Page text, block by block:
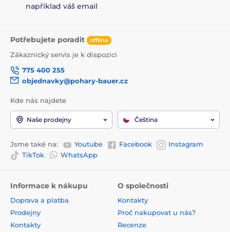
například váš email
Potřebujete poradit offline
Zákaznický servis je k dispozici
775 400 255
objednavky@pohary-bauer.cz
Kde nás najdete
Naše prodejny Čeština
Jsme také na: Youtube Facebook
Instagram
TikTok
WhatsApp
Informace k nákupu
Doprava a platba
Prodejny
Kontakty
O společnosti
Kontakty
Proč nakupovat u nás?
Recenze